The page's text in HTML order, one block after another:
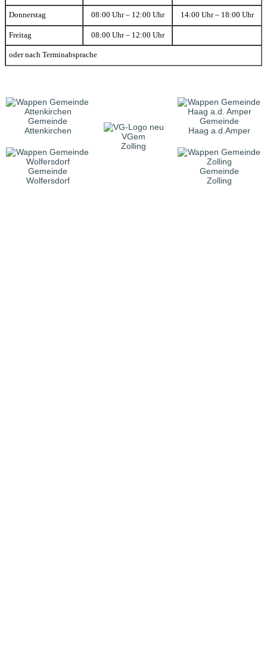
Donnerstag 08:00 Uhr – 12:00 Uhr 14:00 Uhr – 18:00 Uhr
Freitag 08:00 Uhr – 12:00 Uhr
oder nach Terminabsprache
Gemeinde
Attenkirchen
VGem
Zolling
Gemeinde
Haag a.d.Amper
Gemeinde
Wolfersdorf
Gemeinde
Zolling